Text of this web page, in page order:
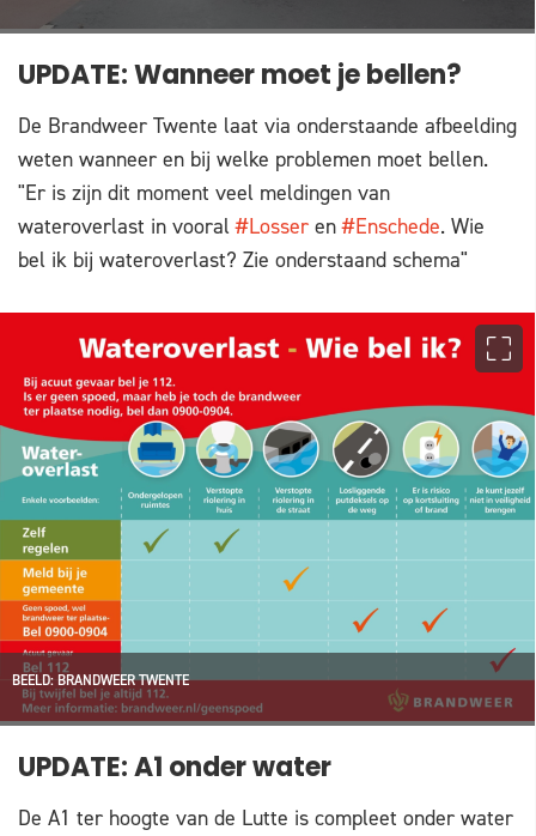
UPDATE: Wanneer moet je bellen?
De Brandweer Twente laat via onderstaande afbeelding
weten wanneer en bij welke problemen moet bellen.
"Er is zijn dit moment veel meldingen van
wateroverlast in vooral#Losser en#Enschede. Wie
bel ik bij wateroverlast? Zie onderstaand schema"
BEELD: BRANDWEER TWENTE
UPDATE: A1 onder water
De A1 ter hoogte van de Lutte is compleet onder water